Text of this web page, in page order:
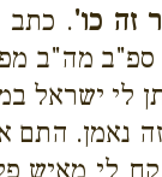
זה כו'. כתב
מה"ב
לי
זה נאמן.